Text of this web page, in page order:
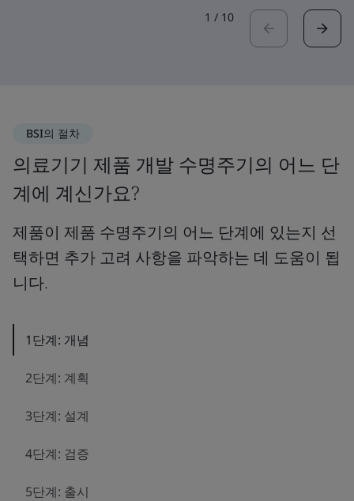
1 / 10
BSI의 절차
의료기기 제품 개발 수명주기의 어느 단
계에 계신가요?
제품이 제품 수명주기의 어느 단계에 있는지 선
택하면 추가 고려 사항을 파악하는 데 도움이 됩
니다.
1단계: 개념
2단계: 계획
3단계: 설계
4단계: 검증
5단계: 출시